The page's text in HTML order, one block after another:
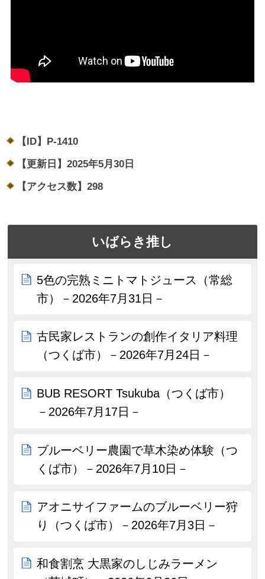
【ID】 P-1410
【更新日】 2025年5月30日
【アクセス数】 298
いばらき推し
5色の完熟ミニトマトジュース（常総
市）－2026年7月31日－
古民家レストランの創作イタリア料理
（つくば市）－2026年7月24日－
BUB RESORT Tsukuba（つくば市）
－2026年7月17日－
ブルーベリー農園で草木染め体験（つ
くば市）－2026年7月10日－
アオニサイファームのブルーベリー狩
り（つくば市）－2026年7月3日－
和食割烹 大黒家のしじみラーメン